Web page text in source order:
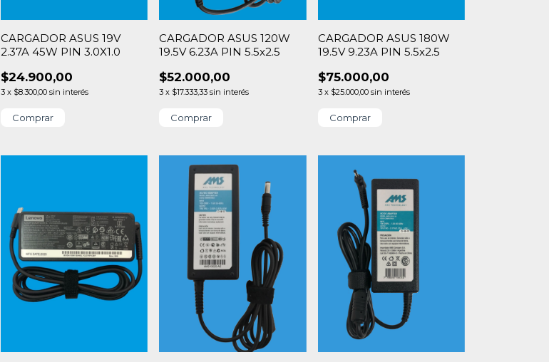
CARGADOR ASUS 19V
2.37A 45W PIN 3.0X1.0
$24.900,00
3 x $8.300,00 sin interés
CARGADOR ASUS 120W
19.5V 6.23A PIN 5.5x2.5
$52.000,00
3 x $17.333,33 sin interés
CARGADOR ASUS 180W
19.5V 9.23A PIN 5.5x2.5
$75.000,00
3 x $25.000,00 sin interés